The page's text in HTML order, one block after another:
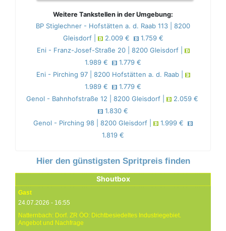
Weitere Tankstellen in der Umgebung:
BP Stiglechner - Hofstätten a. d. Raab 113 | 8200
Gleisdorf |
2.009 €
1.759 €
Eni - Franz-Josef-Straße 20 | 8200 Gleisdorf |
1.989 €
1.779 €
Eni - Pirching 97 | 8200 Hofstätten a. d. Raab |
1.989 €
1.779 €
Genol - Bahnhofstraße 12 | 8200 Gleisdorf |
2.059 €
1.830 €
Genol - Pirching 98 | 8200 Gleisdorf |
1.999 €
1.819 €
Hier den günstigsten Spritpreis finden
Shoutbox
Gast
24.07.2026 - 16:55
Natternbach: Dorf. ZR ÖO: Dichtbesiedeltes Industriegebiet.
Angebot und Nachfrage